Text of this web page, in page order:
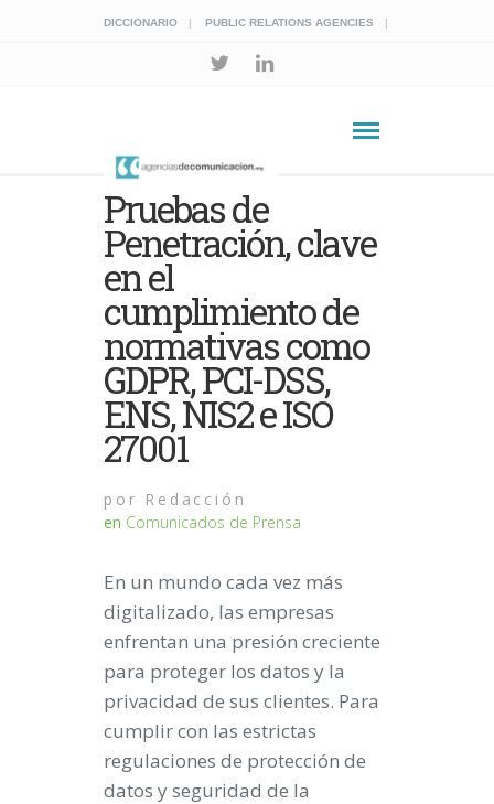
DICCIONARIO PUBLIC RELATIONS AGENCIES
Pruebas de
Penetración, clave
en el
cumplimiento de
normativas como
GDPR, PCI-DSS,
ENS, NIS2 e ISO
27001
por Redacción
en Comunicados de Prensa
En un mundo cada vez más
digitalizado, las empresas
enfrentan una presión creciente
para proteger los datos y la
privacidad de sus clientes. Para
cumplir con las estrictas
regulaciones de protección de
datos y seguridad de la